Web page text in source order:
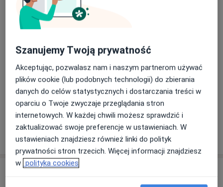
dr n. med. Tomasz Tuchendler
1120 opinii
TURNIEJOWA 7, Wrocław •Mapa
Centrum Medyczne T&T Medical
Konsultacja urologiczna
od 300 zł
Poproś o wizytę
Szanujemy Twoją prywatność
Akceptując, pozwalasz nam i naszym partnerom używać
plików cookie (lub podobnych technologii) do zbierania
danych do celów statystycznych i dostarczania treści w
oparciu o Twoje zwyczaje przeglądania stron
internetowych. W każdej chwili możesz sprawdzić i
zaktualizować swoje preferencje w ustawieniach. W
ustawieniach znajdziesz również linki do polityk
prywatności stron trzecich. Więcej informacji znajdziesz
w polityka cookies